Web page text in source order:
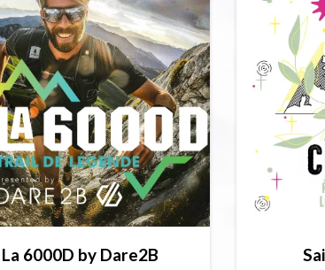
La 6000D by Dare2B